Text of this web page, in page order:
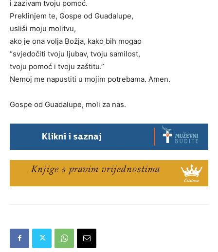
i zazivam tvoju pomoć.
Preklinjem te, Gospe od Guadalupe,
usliši moju molitvu,
ako je ona volja Božja, kako bih mogao
“svjedočiti tvoju ljubav, tvoju samilost,
tvoju pomoć i tvoju zaštitu.”
Nemoj me napustiti u mojim potrebama. Amen.
Gospe od Guadalupe, moli za nas.